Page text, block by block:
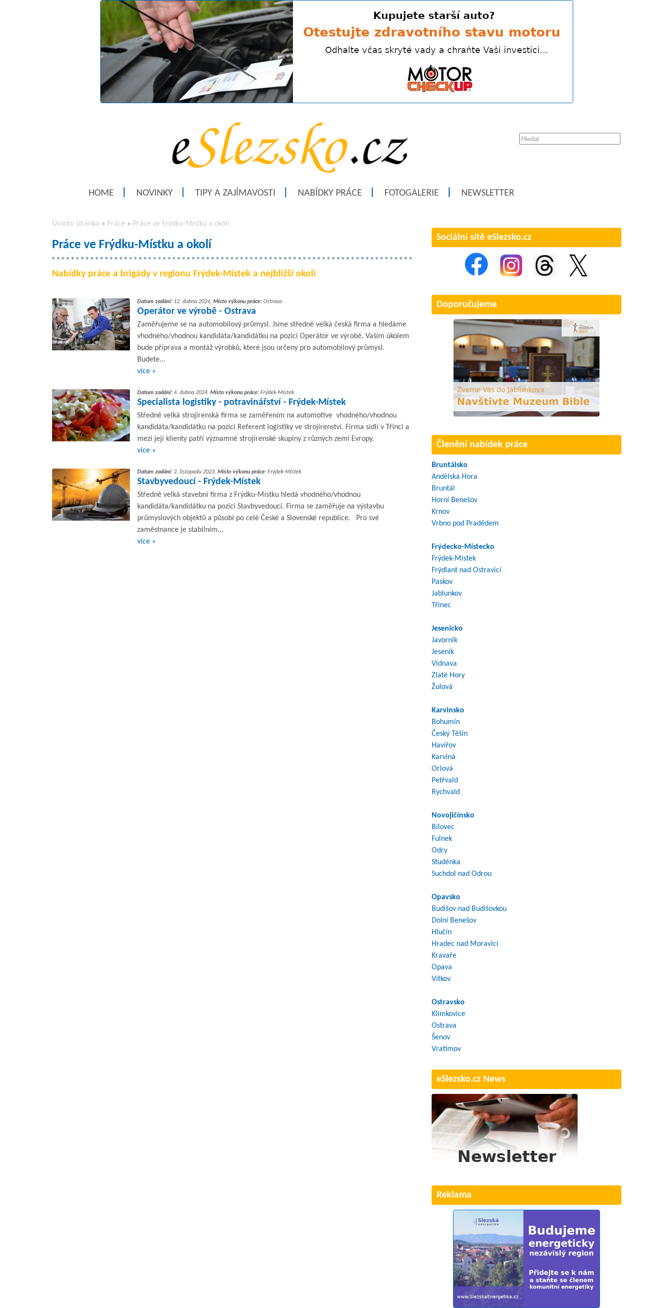
HOME NOVINKY TIPY A ZAJÍMAVOSTI NABÍDKY PRÁCE FOTOGALERIE NEWSLETTER
Úvodní stránka » Práce » Práce ve Frýdku-Místku a okolí
Práce ve Frýdku-Místku a okolí
Nabídky práce a brigády v regionu Frýdek-Místek a nejbližší okolí
Datum zadání: 12. dubna 2024, Místo výkonu práce: Ostrava
Operátor ve výrobě - Ostrava
Zaměřujeme se na automobilový průmysl. Jsme středně velká česká firma a hledáme
vhodného/vhodnou kandidáta/kandidátku na pozici Operátor ve výrobě. Vaším úkolem
bude příprava a montáž výrobků, které jsou určeny pro automobilový průmysl.
Budete...
více »
Datum zadání: 4. dubna 2024, Místo výkonu práce: Frýdek-Místek
Specialista logistiky - potravinářství - Frýdek-Místek
Středně velká strojírenská firma se zaměřením na automotive vhodného/vhodnou
kandidáta/kandidátku na pozici Referent logistiky ve strojírenství. Firma sídlí v Třinci a
mezi její klienty patří významné strojírenské skupiny z různých zemí Evropy.
více »
Datum zadání: 2. listopadu 2023, Místo výkonu práce: Frýdek-Místek
Stavbyvedoucí - Frýdek-Místek
Středně velká stavební firma z Frýdku-Místku hledá vhodného/vhodnou
kandidáta/kandidátku na pozici Stavbyvedoucí. Firma se zaměřuje na výstavbu
průmyslových objektů a působí po celé České a Slovenské republice. Pro své
zaměstnance je stabilním...
více »
Sociální sítě eSlezsko.cz
Doporučujeme
Členění nabídek práce
Bruntálsko
Andělská Hora
Bruntál
Horní Benešov
Krnov
Vrbno pod Pradědem
Frýdecko-Místecko
Frýdek-Místek
Frýdlant nad Ostravicí
Paskov
Jablunkov
Třinec
Jesenicko
Javorník
Jeseník
Vidnava
Zlaté Hory
Žulová
Karvinsko
Bohumín
Český Těšín
Havířov
Karviná
Orlová
Petřvald
Rychvald
Novojičínsko
Bílovec
Fulnek
Odry
Studénka
Suchdol nad Odrou
Opavsko
Budišov nad Budišovkou
Dolní Benešov
Hlučín
Hradec nad Moravicí
Kravaře
Opava
Vítkov
Ostravsko
Klimkovice
Ostrava
Šenov
Vratimov
eSlezsko.cz News
Reklama